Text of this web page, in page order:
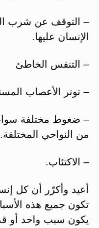
– التوقف عن شرب
الإنسان عليها.
– التنفس الخاطئ
– توتر الأعصاب
– ضغوط مختلفة سواء
من النواحي المختلفة.
– الاكتئاب.
أعيد وأكرّر أن كل
تكون جميع هذه
يكون سبب واحد أو